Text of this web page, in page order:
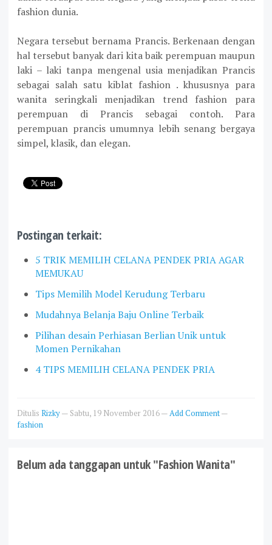
fashion dunia.
Negara tersebut bernama Prancis. Berkenaan dengan
hal tersebut banyak dari kita baik perempuan maupun
laki – laki tanpa mengenal usia menjadikan Prancis
sebagai salah satu kiblat fashion . khususnya para
wanita seringkali menjadikan trend fashion para
perempuan di Prancis sebagai contoh. Para
perempuan prancis umumnya lebih senang bergaya
simpel, klasik, dan elegan.
Postingan terkait:
5 TRIK MEMILIH CELANA PENDEK PRIA AGAR
MEMUKAU
Tips Memilih Model Kerudung Terbaru
Mudahnya Belanja Baju Online Terbaik
Pilihan desain Perhiasan Berlian Unik untuk
Momen Pernikahan
4 TIPS MEMILIH CELANA PENDEK PRIA
Ditulis Rizky— Sabtu, 19 November 2016—Add Comment—
fashion
Belum ada tanggapan untuk "Fashion Wanita"